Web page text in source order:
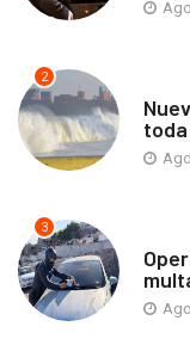
2
toda
3